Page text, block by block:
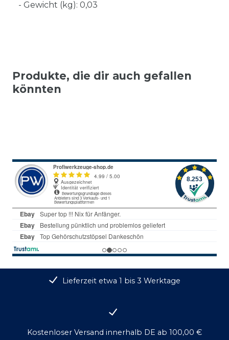
- Gewicht (kg): 0,03
Produkte, die dir auch gefallen
könnten
Lieferzeit etwa 1 bis 3 Werktage
Kostenloser Versand innerhalb DE ab 100,00 €